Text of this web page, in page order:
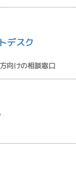
デスク
向けの相談窓口